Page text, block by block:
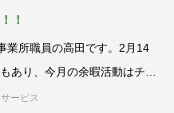
！
業所職員の高田です。2月14
あり、今月の余暇活動はチョ
ニコサービス